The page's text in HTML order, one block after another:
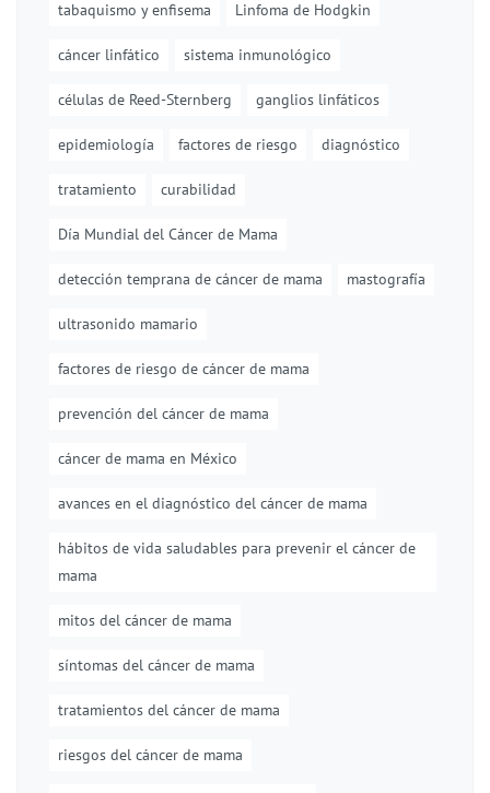
tabaquismo y enfisema Linfoma de Hodgkin
cáncer linfático sistema inmunológico
células de Reed-Sternberg ganglios linfáticos
epidemiología factores de riesgo diagnóstico
tratamiento curabilidad
Día Mundial del Cáncer de Mama
detección temprana de cáncer de mama mastografía
ultrasonido mamario
factores de riesgo de cáncer de mama
prevención del cáncer de mama
cáncer de mama en México
avances en el diagnóstico del cáncer de mama
hábitos de vida saludables para prevenir el cáncer de
mama
mitos del cáncer de mama
síntomas del cáncer de mama
tratamientos del cáncer de mama
riesgos del cáncer de mama